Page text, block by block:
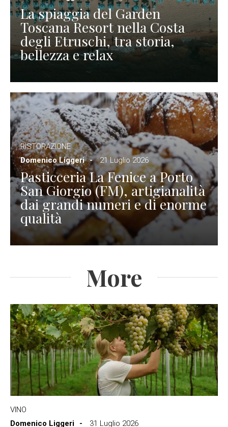
La spiaggia del Garden
Toscana Resort nella Costa
degli Etruschi, tra storia,
bellezza e relax
RISTORAZIONE
Domenico Liggeri
21 Luglio 2026
Pasticceria La Fenice a Porto
San Giorgio (FM), artigianalità
dai grandi numeri e di enorme
qualità
More
VINO
Domenico Liggeri
31 Luglio 2026